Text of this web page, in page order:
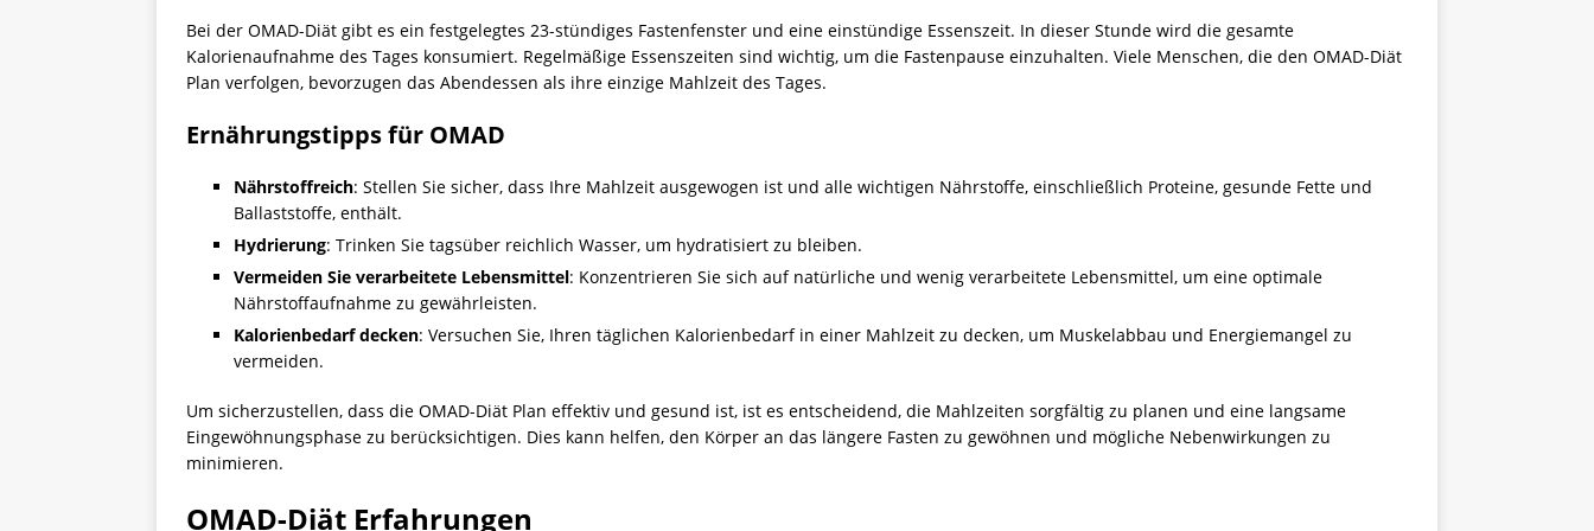
Bei der OMAD-Diät gibt es ein festgelegtes 23-stündiges Fastenfenster und eine einstündige Essenszeit. In dieser Stunde wird die gesamte
Kalorienaufnahme des Tages konsumiert. Regelmäßige Essenszeiten sind wichtig, um die Fastenpause einzuhalten. Viele Menschen, die den OMAD-Diät
Plan verfolgen, bevorzugen das Abendessen als ihre einzige Mahlzeit des Tages.
Ernährungstipps für OMAD
Nährstoffreich: Stellen Sie sicher, dass Ihre Mahlzeit ausgewogen ist und alle wichtigen Nährstoffe, einschließlich Proteine, gesunde Fette und
Ballaststoffe, enthält.
Hydrierung: Trinken Sie tagsüber reichlich Wasser, um hydratisiert zu bleiben.
Vermeiden Sie verarbeitete Lebensmittel: Konzentrieren Sie sich auf natürliche und wenig verarbeitete Lebensmittel, um eine optimale
Nährstoffaufnahme zu gewährleisten.
Kalorienbedarf decken: Versuchen Sie, Ihren täglichen Kalorienbedarf in einer Mahlzeit zu decken, um Muskelabbau und Energiemangel zu
vermeiden.
Um sicherzustellen, dass die OMAD-Diät Plan effektiv und gesund ist, ist es entscheidend, die Mahlzeiten sorgfältig zu planen und eine langsame
Eingewöhnungsphase zu berücksichtigen. Dies kann helfen, den Körper an das längere Fasten zu gewöhnen und mögliche Nebenwirkungen zu
minimieren.
OMAD-Diät Erfahrungen